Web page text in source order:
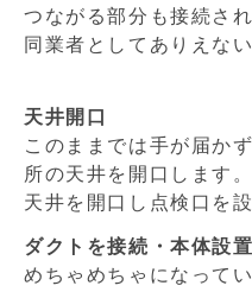
つながる部分も接続さ
同業者としてありえな
天井開口
このままでは手が届か
所の天井を開口します。
天井を開口し点検口を
ダクトを接続・本体設置
めちゃめちゃになって